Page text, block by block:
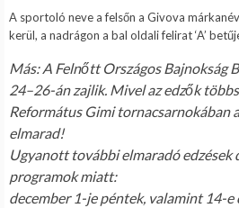
A sportoló neve a felsőn a Givova
kerül, a nadrágon a bal oldali felirat ‘A’
Más: A Felnőtt Országos Bajnokság
24–26-án zajlik. Mivel az edzők
Református Gimi tornacsarnokában
elmarad!
Ugyanott további elmaradó edzések
programok miatt:
december 1-je péntek, valamint 14-